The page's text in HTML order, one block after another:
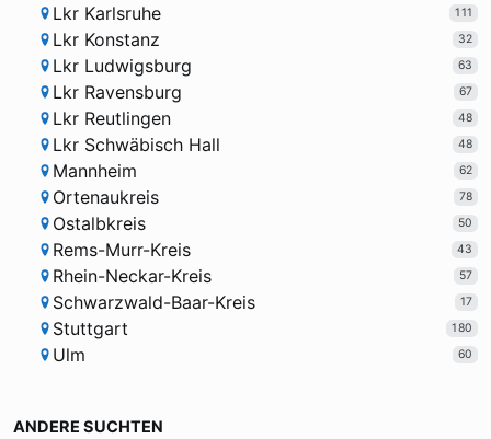
Lkr Karlsruhe 111
Lkr Konstanz 32
Lkr Ludwigsburg 63
Lkr Ravensburg 67
Lkr Reutlingen 48
Lkr Schwäbisch Hall 48
Mannheim 62
Ortenaukreis 78
Ostalbkreis 50
Rems-Murr-Kreis 43
Rhein-Neckar-Kreis 57
Schwarzwald-Baar-Kreis 17
Stuttgart 180
Ulm 60
ANDERE SUCHTEN